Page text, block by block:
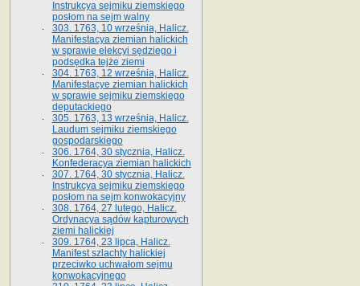
Instrukcya sejmiku ziemskiego
posłom na sejm walny
303. 1763, 10 września, Halicz.
Manifestacya ziemian halickich
w sprawie elekcyi sędziego i
podsędka tejże ziemi
304. 1763, 12 września, Halicz.
Manifestacye ziemian halickich
w sprawie sejmiku ziemskiego
deputackiego
305. 1763, 13 września, Halicz.
Laudum sejmiku ziemskiego
gospodarskiego
306. 1764, 30 stycznia, Halicz.
Konfederacya ziemian halickich
307. 1764, 30 stycznia, Halicz.
Instrukcya sejmiku ziemskiego
posłom na sejm konwokacyjny
308. 1764, 27 lutego, Halicz.
Ordynacya sądów kapturowych
ziemi halickiej
309. 1764, 23 lipca, Halicz.
Manifest szlachty halickiej
przeciwko uchwałom sejmu
konwokacyjnego